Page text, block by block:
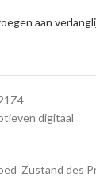
aan
digitaal
Zustand des